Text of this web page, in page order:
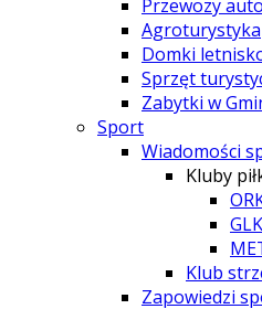
Przewozy
Agroturystyka
Domki
Sprzęt
Zabytki w
Sport
Wiadomości
Kluby
Klub
Zapowiedzi